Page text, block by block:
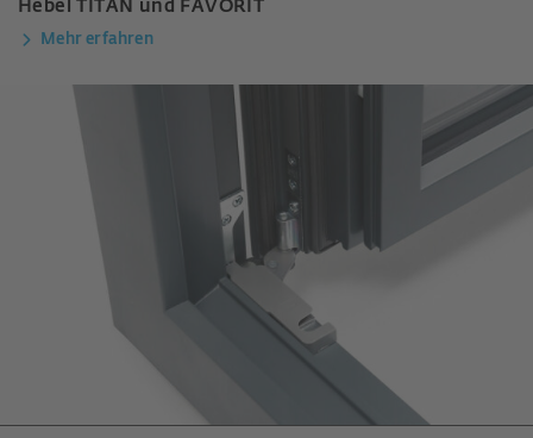
Hebel TITAN und FAVORIT
Mehr erfahren